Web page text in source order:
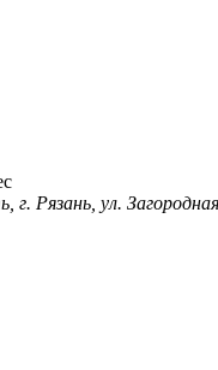
г. Рязань, ул.